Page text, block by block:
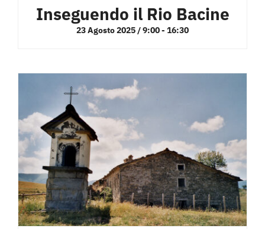
Inseguendo il Rio Bacine
23 Agosto 2025 / 9:00- 16:30